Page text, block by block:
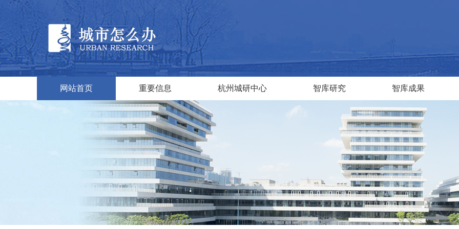
网站首页 重要信息 杭州城研中心 智库研究 智库成果